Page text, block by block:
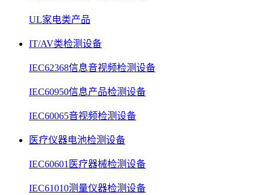
UL家电类产品
IT/AV类检测设备
IEC62368信息音视频检测设备
IEC60950信息产品检测设备
IEC60065音视频检测设备
医疗仪器电池检测设备
IEC60601医疗器械检测设备
IEC61010测量仪器检测设备